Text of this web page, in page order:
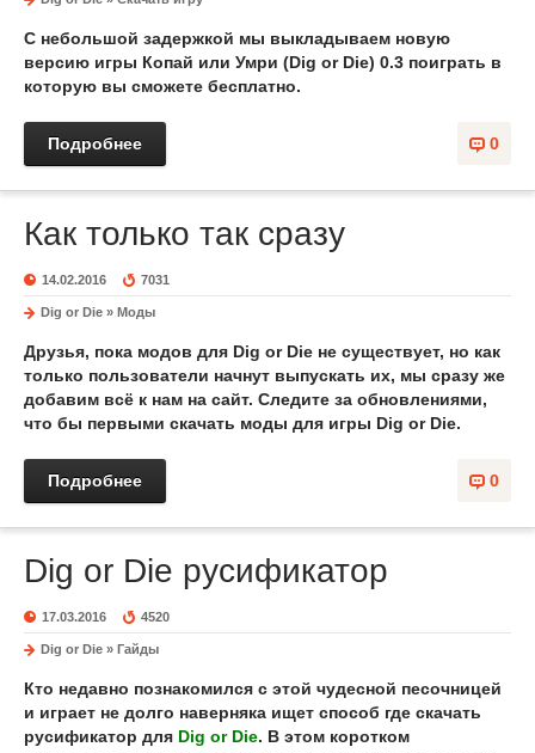
С небольшой задержкой мы выкладываем новую
версию игры Копай или Умри (Dig or Die) 0.3 поиграть в
которую вы сможете бесплатно.
0
Подробнее
Как только так сразу
14.02.2016 7031
Dig or Die » Моды
Друзья, пока модов для Dig or Die не существует, но как
только пользователи начнут выпускать их, мы сразу же
добавим всё к нам на сайт. Следите за обновлениями,
что бы первыми скачать моды для игры Dig or Die.
0
Подробнее
Dig or Die русификатор
17.03.2016 4520
Dig or Die » Гайды
Кто недавно познакомился с этой чудесной песочницей
и играет не долго наверняка ищет способ где скачать
русификатор для Dig or Die. В этом коротком